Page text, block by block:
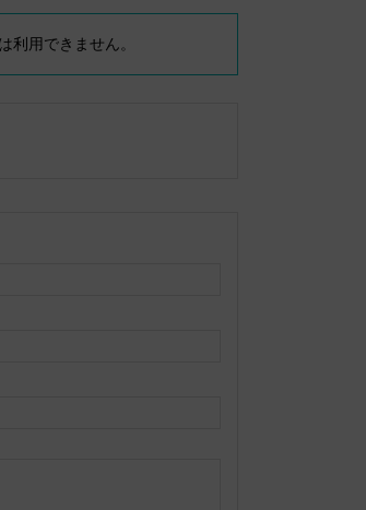
利用できません。